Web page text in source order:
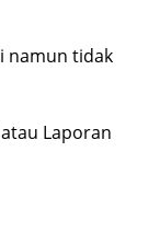
namun tidak
Laporan